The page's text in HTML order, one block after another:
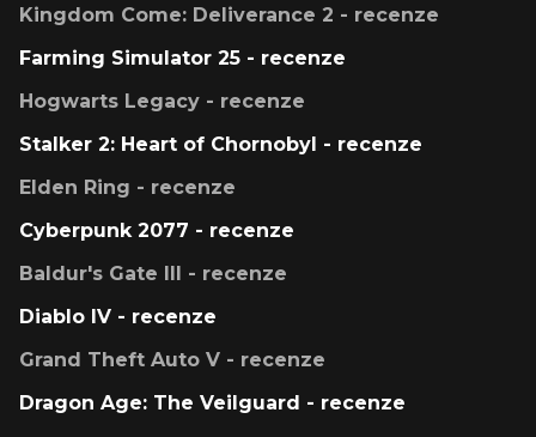
Kingdom Come: Deliverance 2 - recenze
Farming Simulator 25 - recenze
Hogwarts Legacy - recenze
Stalker 2: Heart of Chornobyl - recenze
Elden Ring - recenze
Cyberpunk 2077 - recenze
Baldur's Gate III - recenze
Diablo IV - recenze
Grand Theft Auto V - recenze
Dragon Age: The Veilguard - recenze